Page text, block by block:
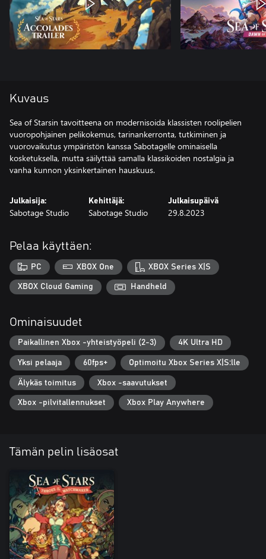
Kuvaus
Sea of Starsin tavoitteena on modernisoida klassisten roolipelien
vuoropohjainen pelikokemus, tarinankerronta, tutkiminen ja
vuorovaikutus ympäristön kanssa Sabotagelle ominaisella
kosketuksella, mutta säilyttää samalla klassikoiden nostalgia ja
vanha kunnon yksinkertainen hauskuus.
Julkaisija:
Sabotage Studio
Kehittäjä:
Sabotage Studio
Julkaisupäivä
29.8.2023
Pelaa käyttäen:
PC XBOX One XBOX Series X|S
XBOX Cloud Gaming Handheld
Ominaisuudet
Paikallinen Xbox -yhteistyöpeli (2-3) 4K Ultra HD
Yksi pelaaja 60fps+ Optimoitu Xbox Series X|S:lle
Älykäs toimitus Xbox -saavutukset
Xbox -pilvitallennukset Xbox Play Anywhere
Tämän pelin lisäosat